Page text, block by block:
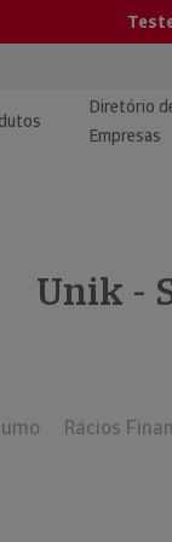
e
Diretório
Empresas
|
Unik -
Rácios